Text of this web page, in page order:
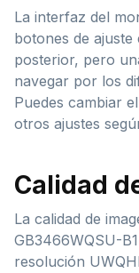
La interfaz del
botones de
posterior, pero
navegar por los
Puedes cambiar
otros ajustes
Calidad
La calidad de
GB3466WQSU-
resolución